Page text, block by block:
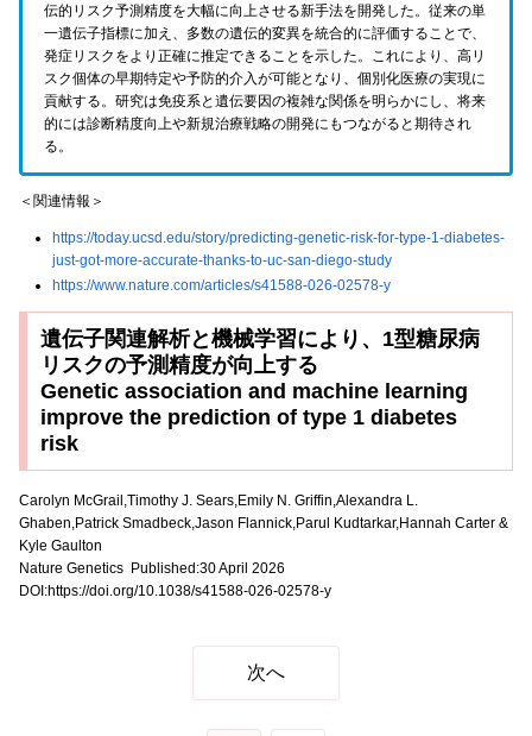
伝的リスク予測精度を大幅に向上させる新手法を開発した。従来の単
一遺伝子指標に加え、多数の遺伝的変異を統合的に評価することで、
発症リスクをより正確に推定できることを示した。これにより、高リ
スク個体の早期特定や予防的介入が可能となり、個別化医療の実現に
貢献する。研究は免疫系と遺伝要因の複雑な関係を明らかにし、将来
的には診断精度向上や新規治療戦略の開発にもつながると期待され
る。
＜関連情報＞
https://today.ucsd.edu/story/predicting-genetic-risk-for-type-1-diabetes-
just-got-more-accurate-thanks-to-uc-san-diego-study
https://www.nature.com/articles/s41588-026-02578-y
遺伝子関連解析と機械学習により、1型糖尿病
リスクの予測精度が向上する
Genetic association and machine learning
improve the prediction of type 1 diabetes
risk
Carolyn McGrail,Timothy J. Sears,Emily N. Griffin,Alexandra L.
Ghaben,Patrick Smadbeck,Jason Flannick,Parul Kudtarkar,Hannah Carter &
Kyle Gaulton
Nature Genetics Published:30 April 2026
DOI:https://doi.org/10.1038/s41588-026-02578-y
次へ